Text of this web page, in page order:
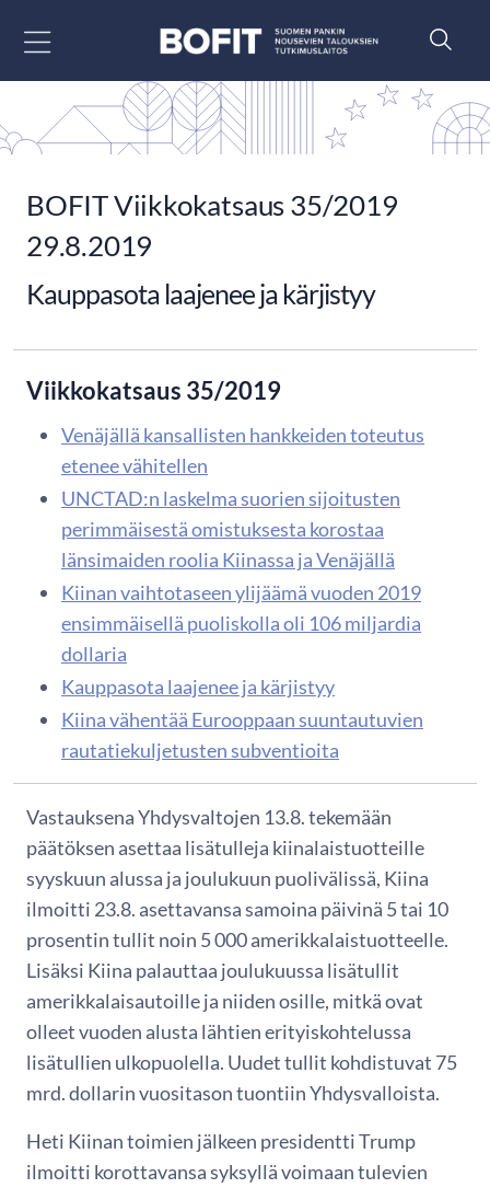
BOFIT Viikkokatsaus 35/2019
29.8.2019
Kauppasota laajenee ja kärjistyy
Viikkokatsaus 35/2019
Venäjällä kansallisten hankkeiden toteutus
etenee vähitellen
UNCTAD:n laskelma suorien sijoitusten
perimmäisestä omistuksesta korostaa
länsimaiden roolia Kiinassa ja Venäjällä
Kiinan vaihtotaseen ylijäämä vuoden 2019
ensimmäisellä puoliskolla oli 106 miljardia
dollaria
Kauppasota laajenee ja kärjistyy
Kiina vähentää Eurooppaan suuntautuvien
rautatiekuljetusten subventioita
Vastauksena Yhdysvaltojen 13.8. tekemään
päätöksen asettaa lisätulleja kiinalaistuotteille
syyskuun alussa ja joulukuun puolivälissä, Kiina
ilmoitti 23.8. asettavansa samoina päivinä 5 tai 10
prosentin tullit noin 5 000 amerikkalaistuotteelle.
Lisäksi Kiina palauttaa joulukuussa lisätullit
amerikkalaisautoille ja niiden osille, mitkä ovat
olleet vuoden alusta lähtien erityiskohtelussa
lisätullien ulkopuolella. Uudet tullit kohdistuvat 75
mrd. dollarin vuositason tuontiin Yhdysvalloista.
Heti Kiinan toimien jälkeen presidentti Trump
ilmoitti korottavansa syksyllä voimaan tulevien